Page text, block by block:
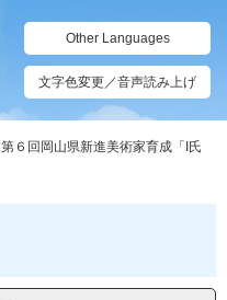
Other Languages
文字色変更／音声読み上げ
第６回岡山県新進美術家育成「I氏